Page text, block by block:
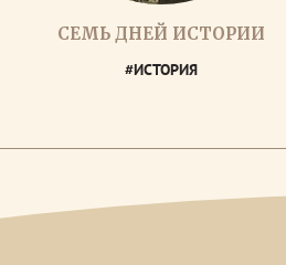
СЕМЬ ДНЕЙ ИСТОРИИ
#ИСТОРИЯ